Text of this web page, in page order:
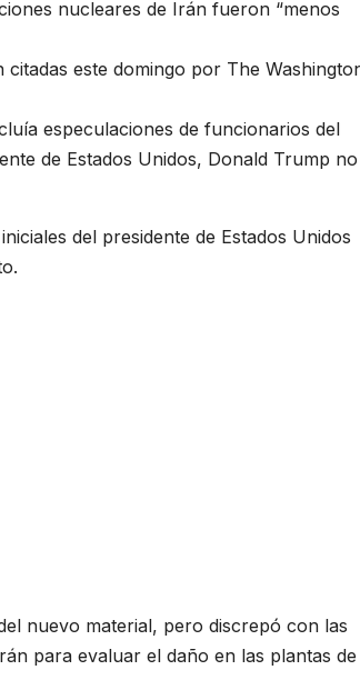
nucleares de Irán fueron “menos
este domingo por The
especulaciones de funcionarios del
de Estados Unidos, Donald Trump no
del presidente de Estados Unidos
nuevo material, pero discrepó con las
para evaluar el daño en las plantas de